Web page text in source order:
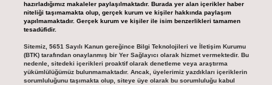
hazırladığımız makaleler paylaşılmaktadır. Burada yer alan içerikler haber
niteliği taşımamakta olup, gerçek kurum ve kişiler hakkında paylaşım
yapılmamaktadır. Gerçek kurum ve kişiler ile isim benzerlikleri tamamen
tesadüfidir.
Sitemiz, 5651 Sayılı Kanun gereğince Bilgi Teknolojileri ve İletişim Kurumu
(BTK) tarafından onaylanmış bir Yer Sağlayıcı olarak hizmet vermektedir. Bu
nedenle, sitedeki içerikleri proaktif olarak denetleme veya araştırma
yükümlülüğümüz bulunmamaktadır. Ancak, üyelerimiz yazdıkları içeriklerin
sorumluluğunu taşımakta olup, siteye üye olarak bu sorumluluğu kabul